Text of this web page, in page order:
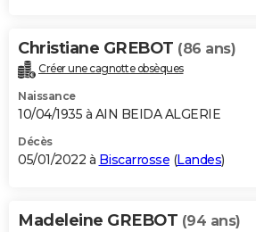
Christiane GREBOT (86 ans)
Créer une cagnotte obsèques
Naissance
10/04/1935 à AIN BEIDA ALGERIE
Décès
05/01/2022 à Biscarrosse (Landes)
Madeleine GREBOT (94 ans)